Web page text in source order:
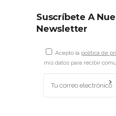
Suscríbete A
Newsletter
Acepto la política de
mis datos para recibir